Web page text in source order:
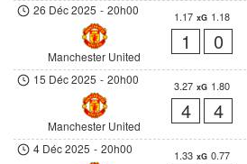
26 Déc 2025 - 20h00
Manchester United
1.17 xG 1.18
1 0
15 Déc 2025 - 20h00
Manchester United
3.27 xG 1.80
4 4
4 Déc 2025 - 20h00 1.33 xG 0.77